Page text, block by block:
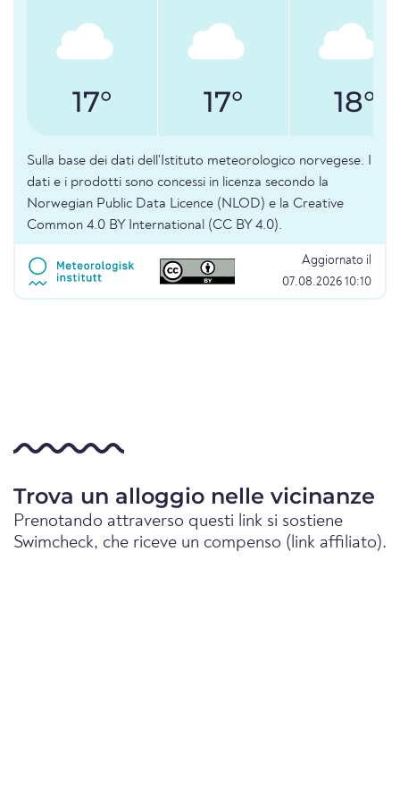
17° 17° 18°
Sulla base dei dati dell'Istituto meteorologico norvegese. I
dati e i prodotti sono concessi in licenza secondo la
Norwegian Public Data Licence (NLOD) e la Creative
Common 4.0 BY International (CC BY 4.0).
Aggiornato il
07.08.2026 10:10
Trova un alloggio nelle vicinanze
Prenotando attraverso questi link si sostiene
Swimcheck, che riceve un compenso (link affiliato).